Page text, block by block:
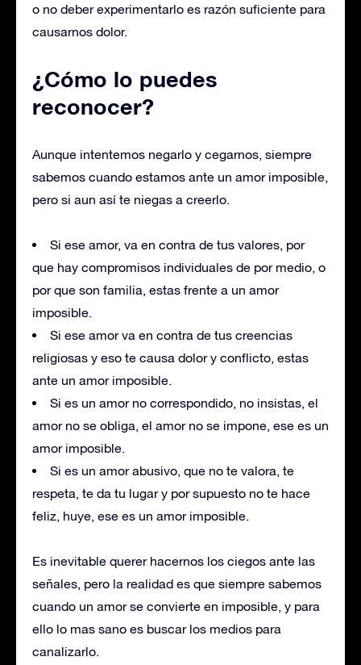
o no deber experimentarlo es razón suficiente para
causarnos dolor.
¿Cómo lo puedes
reconocer?
Aunque intentemos negarlo y cegarnos, siempre
sabemos cuando estamos ante un amor imposible,
pero si aun así te niegas a creerlo.
Si ese amor, va en contra de tus valores, por
que hay compromisos individuales de por medio, o
por que son familia, estas frente a un amor
imposible.
Si ese amor va en contra de tus creencias
religiosas y eso te causa dolor y conflicto, estas
ante un amor imposible.
Si es un amor no correspondido, no insistas, el
amor no se obliga, el amor no se impone, ese es un
amor imposible.
Si es un amor abusivo, que no te valora, te
respeta, te da tu lugar y por supuesto no te hace
feliz, huye, ese es un amor imposible.
Es inevitable querer hacernos los ciegos ante las
señales, pero la realidad es que siempre sabemos
cuando un amor se convierte en imposible, y para
ello lo mas sano es buscar los medios para
canalizarlo.